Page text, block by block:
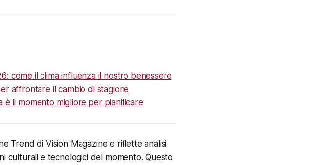
come il clima influenza il nostro benessere
affrontare il cambio di stagione
è il momento migliore per pianificare
Trend di Vision Magazine e riflette analisi
culturali e tecnologici del momento. Questo